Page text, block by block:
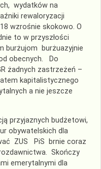
wydatków na
rewaloryzacji
wzrośnie skokowo. O
to w przyszłości
burżujom burżuazyjnie
obecnych. Do
żadnych zastrzeżeń –
kapitalistycznego
a nie jeszcze
przyjaznych budżetowi,
obywatelskich dla
ZUS PiS brnie coraz
Skończy
emerytalnymi dla